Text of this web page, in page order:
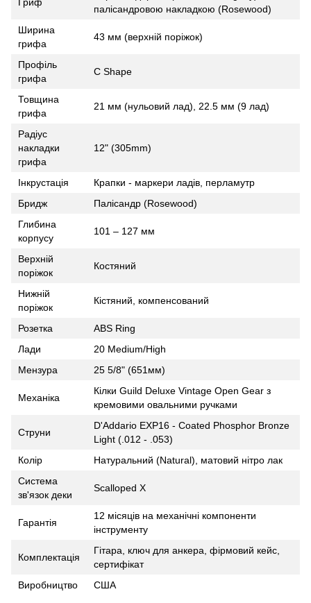
палісандровою накладкою (Rosewood)
Ширина
грифа
43 мм (верхній поріжок)
Профіль
грифа
C Shape
Товщина
грифа
21 мм (нульовий лад), 22.5 мм (9 лад)
Радіус
накладки
грифа
12" (305mm)
Інкрустація
Крапки - маркери ладів, перламутр
Бридж
Палісандр (Rosewood)
Глибина
корпусу
101 – 127 мм
Верхній
поріжок
Костяний
Нижній
поріжок
Кістяний, компенсований
Розетка
ABS Ring
Лади
20 Medium/High
Мензура
25 5/8" (651мм)
Механіка
Кілки Guild Deluxe Vintage Open Gear з
кремовими овальними ручками
Струни
D'Addario EXP16 - Coated Phosphor Bronze
Light (.012 - .053)
Колір
Натуральний (Natural), матовий нітро лак
Система
зв'язок деки
Scalloped X
Гарантія
12 місяців на механічні компоненти
інструменту
Комплектація
Гітара, ключ для анкера, фірмовий кейс,
сертифікат
Виробництво
США